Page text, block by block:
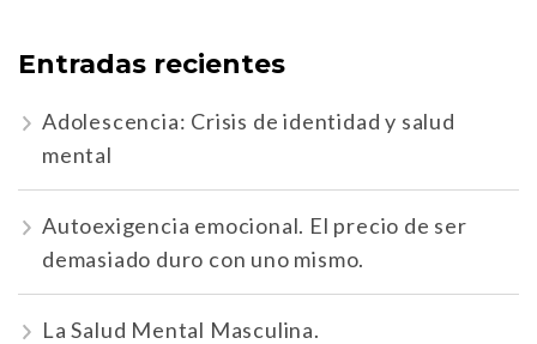
Entradas recientes
Adolescencia: Crisis de identidad y salud
mental
Autoexigencia emocional. El precio de ser
demasiado duro con uno mismo.
La Salud Mental Masculina.